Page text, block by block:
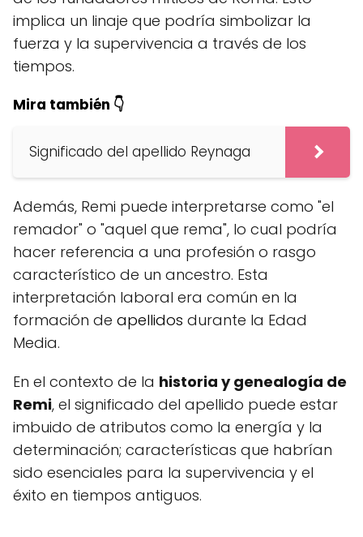
implica un linaje que podría simbolizar la
fuerza y la supervivencia a través de los
tiempos.
Mira también 👇
Significado del apellido Reynaga
Además, Remi puede interpretarse como "el
remador" o "aquel que rema", lo cual podría
hacer referencia a una profesión o rasgo
característico de un ancestro. Esta
interpretación laboral era común en la
formación de apellidos durante la Edad
Media.
En el contexto de la historia y genealogía de
Remi, el significado del apellido puede estar
imbuido de atributos como la energía y la
determinación; características que habrían
sido esenciales para la supervivencia y el
éxito en tiempos antiguos.